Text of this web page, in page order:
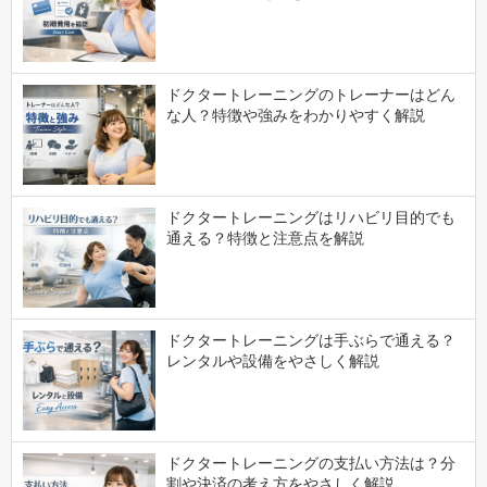
な人？特徴や強みをわかりやすく解説
ドクタートレーニングはリハビリ目的でも
通える？特徴と注意点を解説
ドクタートレーニングは手ぶらで通える？
レンタルや設備をやさしく解説
ドクタートレーニングの支払い方法は？分
割や決済の考え方をやさしく解説
ドクタートレーニングはダイエット向き？